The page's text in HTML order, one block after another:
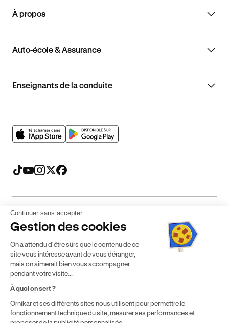
À propos
Auto-école & Assurance
Enseignants de la conduite
Mentions légales CGV CGU Politique de confidentialité
* Détail des conditions de nos offres
localisation géographique et du type de formules que vous
achetez comme détaillé dans nosConditions Générales de
Vente.
Continuer sans accepter
Gestion des cookies
On a attendu d'être sûrs que le contenu de ce
site vous intéresse avant de vous déranger,
mais on aimerait bien vous accompagner
pendant votre visite...
À quoi on sert ?
Ornikar et ses différents sites nous utilisent pour permettre le
fonctionnement technique du site, mesurer ses performances et